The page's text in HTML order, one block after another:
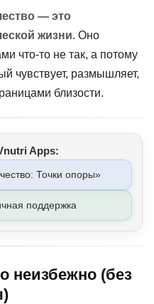
— это
жизни. Оно
что-то не так, а потому
чувствует, размышляет,
близости.
Apps:
Точки опоры»
поддержка
неизбежно (без